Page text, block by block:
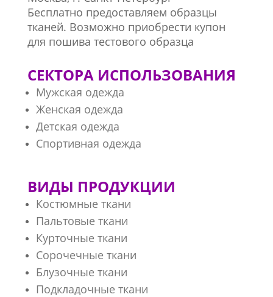
Бесплатно предоставляем образцы
тканей. Возможно приобрести купон
для пошива тестового образца
СЕКТОРА ИСПОЛЬЗОВАНИЯ
Мужская одежда
Женская одежда
Детская одежда
Спортивная одежда
ВИДЫ ПРОДУКЦИИ
Костюмные ткани
Пальтовые ткани
Курточные ткани
Сорочечные ткани
Блузочные ткани
Подкладочные ткани